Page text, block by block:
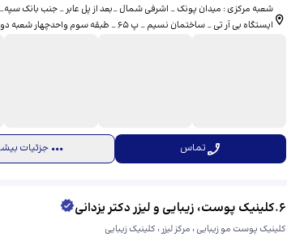
شعبه مرکزی : میدان پونک _ اشرفی شمال _بعد از پل عابر _ جنب بانک
ایستگاه بی آر تی _ ساختمان نسیم _
تماس جزئیات
6
.کلینیک پوست، زیبایی و لیزر دکتر یزدانی
کلینیک پوست مو زیبایی ، مرکز لیزر ، کلینیک زیبایی